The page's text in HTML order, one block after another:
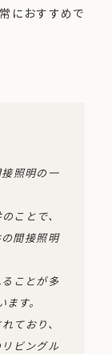
におすすめで
照明の一
ことで、
間接照明
ことが多
す。
ており、
ビングル